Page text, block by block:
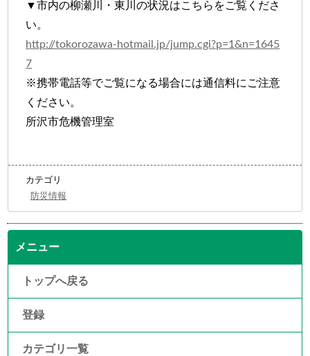
▼市内の柳瀬川・東川の状況はこちらをご覧くださ
い。
http://tokorozawa-hotmail.jp/jump.cgi?p=1&n=1645
7
※携帯電話等でご覧になる場合には通信料にご注意
ください。
所沢市危機管理室
カテゴリ
防災情報
メニュー
トップへ戻る
登録
カテゴリ一覧